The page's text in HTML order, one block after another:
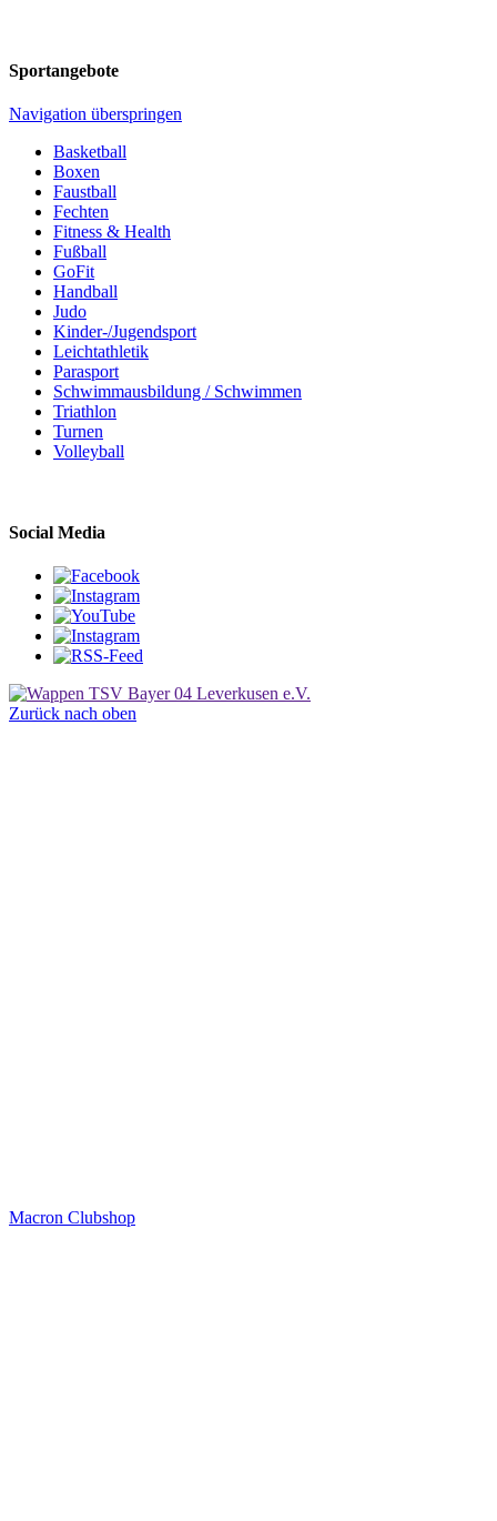
Sportangebote
Navigation überspringen
Basketball
Boxen
Faustball
Fechten
Fitness & Health
Fußball
GoFit
Handball
Judo
Kinder-/Jugendsport
Leichtathletik
Parasport
Schwimmausbildung / Schwimmen
Triathlon
Turnen
Volleyball
Social Media
Zurück nach oben
Macron Clubshop